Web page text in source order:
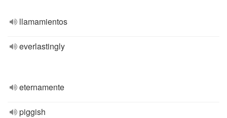
llamamientos
everlastingly
eternamente
piggish